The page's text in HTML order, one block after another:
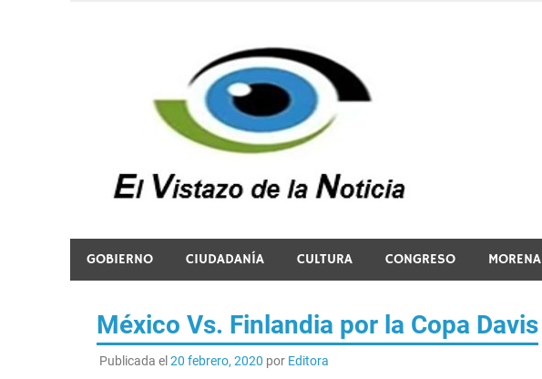
GOBIERNO CIUDADANÍA CULTURA CONGRESO MORENA
México Vs. Finlandia por la Copa Davis
Publicada el20 febrero, 2020 por Editora